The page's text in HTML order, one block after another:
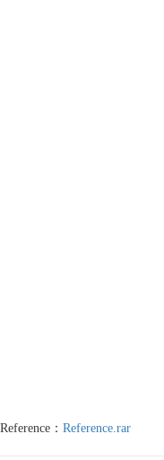
Reference： Reference.rar